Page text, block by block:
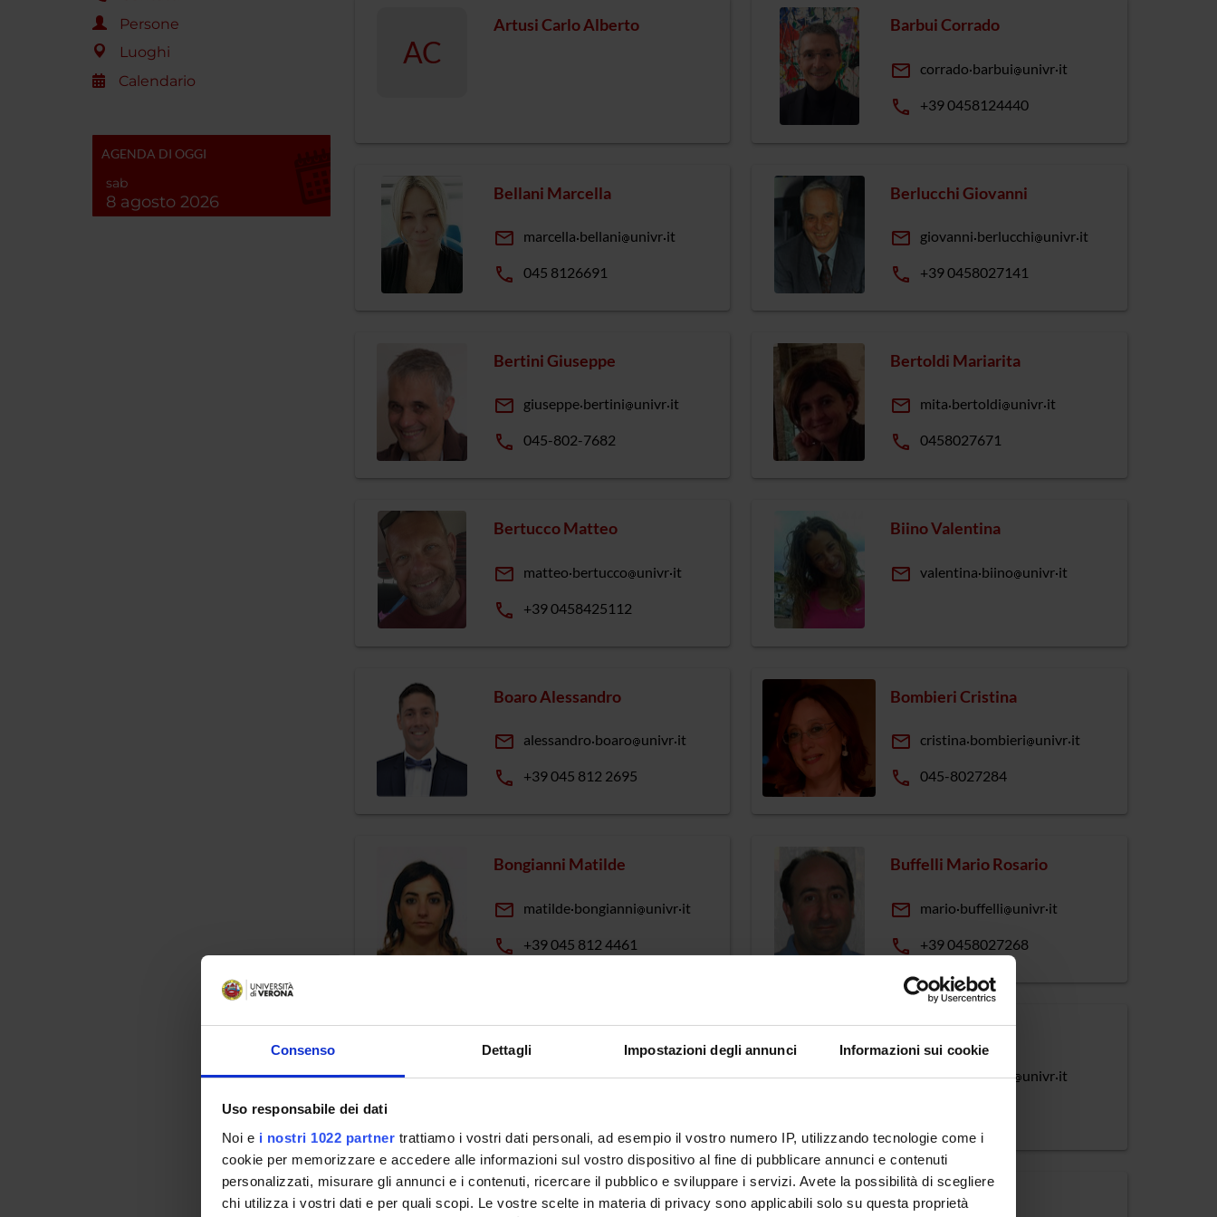
Consenso Dettagli Impostazioni degli annunci Informazioni sui cookie
Uso responsabile dei dati
Noi e i nostri 1022 partner trattiamo i vostri dati personali, ad esempio il vostro numero IP, utilizzando tecnologie come i
cookie per memorizzare e accedere alle informazioni sul vostro dispositivo al fine di pubblicare annunci e contenuti
personalizzati, misurare gli annunci e i contenuti, ricercare il pubblico e sviluppare i servizi. Avete la possibilità di scegliere
chi utilizza i vostri dati e per quali scopi. Le vostre scelte in materia di privacy sono applicabili solo su questa proprietà
Persone
Luoghi
Calendario
AGENDA DI OGGI
sab
8 agosto 2026
AC
Artusi Carlo Alberto Barbui Corrado
email corrado barbui univr it
phone +39 0458124440
Bellani Marcella
email marcella bellani univr it
phone 045 8126691
Berlucchi Giovanni
email giovanni berlucchi univr it
phone +39 0458027141
Bertini Giuseppe
email giuseppe bertini univr it
phone 045-802-7682
Bertoldi Mariarita
email mita bertoldi univr it
phone 0458027671
Bertucco Matteo
email matteo bertucco univr it
phone +39 0458425112
Biino Valentina
email valentina biino univr it
Boaro Alessandro
email alessandro boaro univr it
phone +39 045 812 2695
Bombieri Cristina
email cristina bombieri univr it
phone 045-8027284
Bongianni Matilde
email matilde bongianni univr it
phone +39 045 812 4461
Buffelli Mario Rosario
email mario buffelli univr it
phone +39 0458027268
Busetto Giuseppe
emailgiuseppe busetto univr it
Butturini Elena
emailelena butturini univr it
Calabrese Massimiliano Calderan Laura